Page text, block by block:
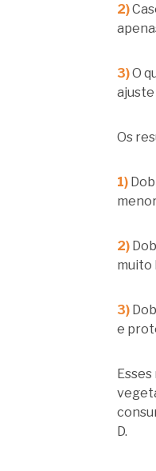
2)
3)O
ajuste
Os
1)
2)
muito
3)
e
D.